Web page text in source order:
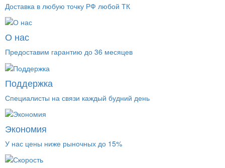
Доставка в любую точку РФ любой ТК
О нас
Предоставим гарантию до 36 месяцев
Поддержка
Специалисты на связи каждый будний день
Экономия
У нас цены ниже рыночных до 15%